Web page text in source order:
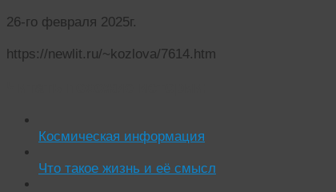
26-го февраля 2025г.
https://newlit.ru/~kozlova/7614.htm
Космическая информация
Что такое жизнь и её смысл